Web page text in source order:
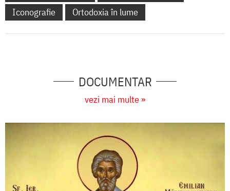
Iconografie
Ortodoxia în lume
DOCUMENTAR
vezi mai multe »